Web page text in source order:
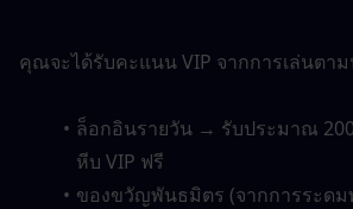
คุณจะได้รับคะแนน VIP จากการเล่นตา
ล็อกอินรายวัน → รับประมาณ
หีบ VIP ฟรี
ของขวัญพันธมิตร (จากการระด